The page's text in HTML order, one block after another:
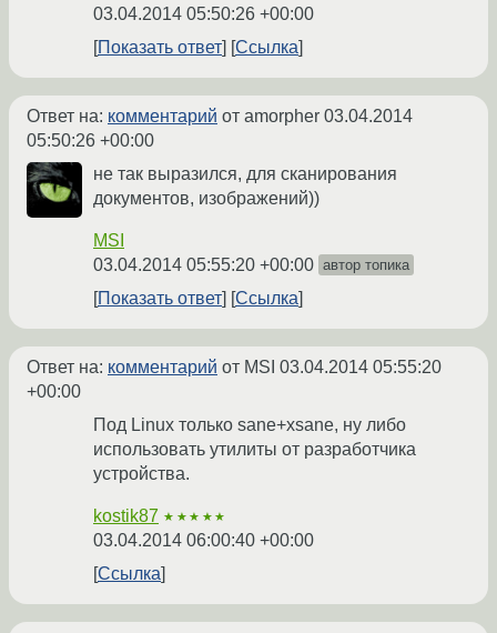
03.04.2014 05:50:26 +00:00
Показать ответ
Ссылка
Ответ на: комментарий от amorpher 03.04.2014
05:50:26 +00:00
не так выразился, для сканирования
документов, изображений))
MSI
03.04.2014 05:55:20 +00:00 автор топика
Показать ответ Ссылка
Ответ на: комментарий от MSI 03.04.2014 05:55:20
+00:00
Под Linux только sane+xsane, ну либо
использовать утилиты от разработчика
устройства.
kostik87 ★★★★★
03.04.2014 06:00:40 +00:00
Ссылка